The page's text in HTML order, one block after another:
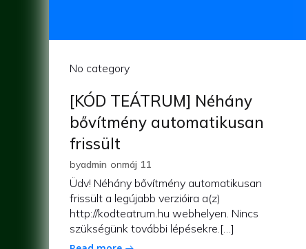
No category
[KÓD TEÁTRUM] Néhány
bővítmény automatikusan
frissült
byadmin onmáj 11
Üdv! Néhány bővítmény automatikusan
frissült a legújabb verzióira a(z)
http://kodteatrum.hu webhelyen. Nincs
szükségünk további lépésekre.[…]